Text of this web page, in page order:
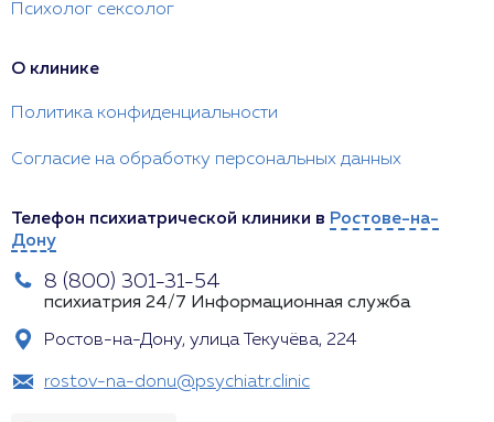
Психолог сексолог
О клинике
Политика конфиденциальности
Согласие на обработку персональных данных
Телефон психиатрической клиники в Ростове-на-
Дону
8 (800) 301-31-54
психиатрия 24/7 Информационная служба
Ростов-на-Дону, улица Текучёва, 224
rostov-na-donu@psychiatr.clinic